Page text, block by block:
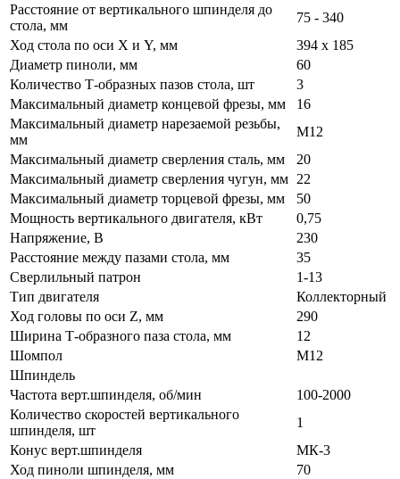
Расстояние от вертикального шпинделя до
стола, мм
75 - 340
Ход стола по оси X и Y, мм
394 x 185
Диаметр пиноли, мм
60
Количество Т-образных пазов стола, шт
3
Максимальный диаметр концевой фрезы, мм
16
Максимальный диаметр нарезаемой резьбы,
мм
М12
Максимальный диаметр сверления сталь, мм
20
Максимальный диаметр сверления чугун, мм 22
Максимальный диаметр торцевой фрезы, мм
50
Мощность вертикального двигателя, кВт
0,75
Напряжение, В
230
Расстояние между пазами стола, мм
35
Сверлильный патрон
1-13
Тип двигателя
Коллекторный
Ход головы по оси Z, мм
290
Ширина Т-образного паза стола, мм
12
Шомпол
М12
Шпиндель
Частота верт.шпинделя, об/мин
100-2000
Количество скоростей вертикального
шпинделя, шт
1
Конус верт.шпинделя
МК-3
Ход пиноли шпинделя, мм
70